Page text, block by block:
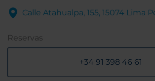
Calle Atahualpa, 155, 15074 Lima
Reservas
+34 91 398 46 61